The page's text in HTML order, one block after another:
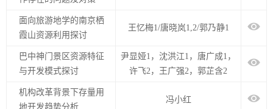
面向旅游地学的南京栖
霞山资源利用探讨
王忆梅1/唐晓岚1,2/郭乃静1
巴中神门景区资源特征
与开发模式探讨
尹显娅1，沈洪江1，唐广成1，
许飞2，王广强2，郭芷含2
机构改革背景下存量用
地开发趋势分析
冯小红